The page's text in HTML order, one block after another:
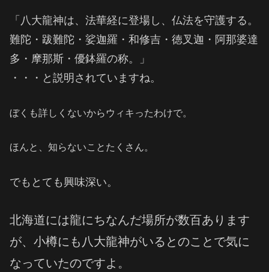
「八大龍神は、法華経に登場し、仏法を守護する。
難陀・跋難陀・娑迦羅・和修吉・徳叉迦・阿那婆達
多・摩那斯・優鉢羅の称。」
・・・と説明されていますね。
ぼくも詳しくないからウィキったわけで。
ほんと、知らないことたくさん。
でもとても興味深い。
北海道には龍にちなんだ場所が数百あります
が、小樽にも八大龍神がいるとのことで気に
なっていたのですよ。